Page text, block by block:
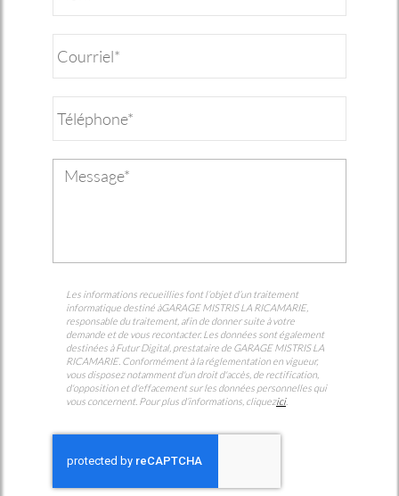
Les informations recueillies font l’objet d’un traitement
informatique destiné àGARAGE MISTRIS LA RICAMARIE,
responsable du traitement, afin de donner suite à votre
demande et de vous recontacter. Les données sont également
destinées à Futur Digital, prestataire de GARAGE MISTRIS LA
RICAMARIE. Conformément à la réglementation en vigueur,
vous disposez notamment d'un droit d'accès, de rectification,
d'opposition et d'effacement sur les données personnelles qui
vous concernent. Pour plus d’informations, cliquezici.